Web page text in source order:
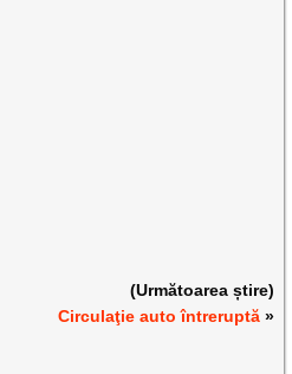
(Următoarea știre)
Circulaţie auto întreruptă»